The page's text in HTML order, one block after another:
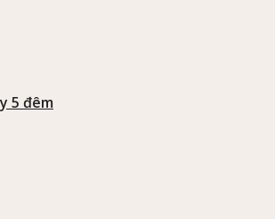
5 đêm